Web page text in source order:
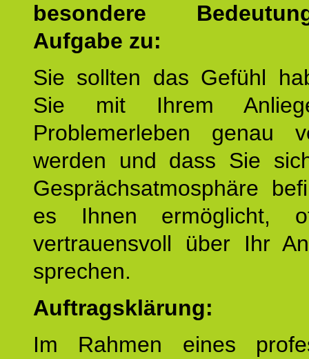
besondere
Aufgabe zu:
Sie sollten das Gefühl
Sie mit Ihrem
Problemerleben genau
werden und dass Sie
Gesprächsatmosphäre
es Ihnen ermöglicht,
vertrauensvoll über Ihr
sprechen.
Auftragsklärung:
Im Rahmen eines